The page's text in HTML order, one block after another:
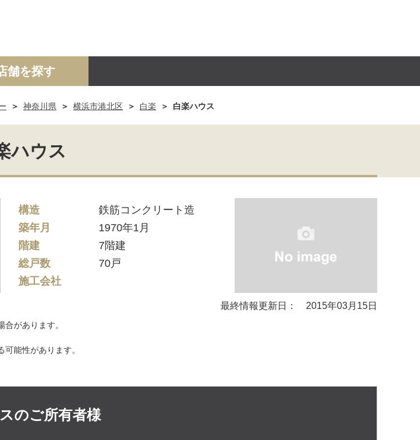
土地 事業投資用
舗を探す
神奈川県 横浜市港北区 白楽 白楽ハウス
ハウス
構造
鉄筋コンクリート造
築年月
1970年1月
階建
7階建
総戸数
70戸
施工会社
最終情報更新日： 2015年03月15日
があります。
能性があります。
のご所有者様